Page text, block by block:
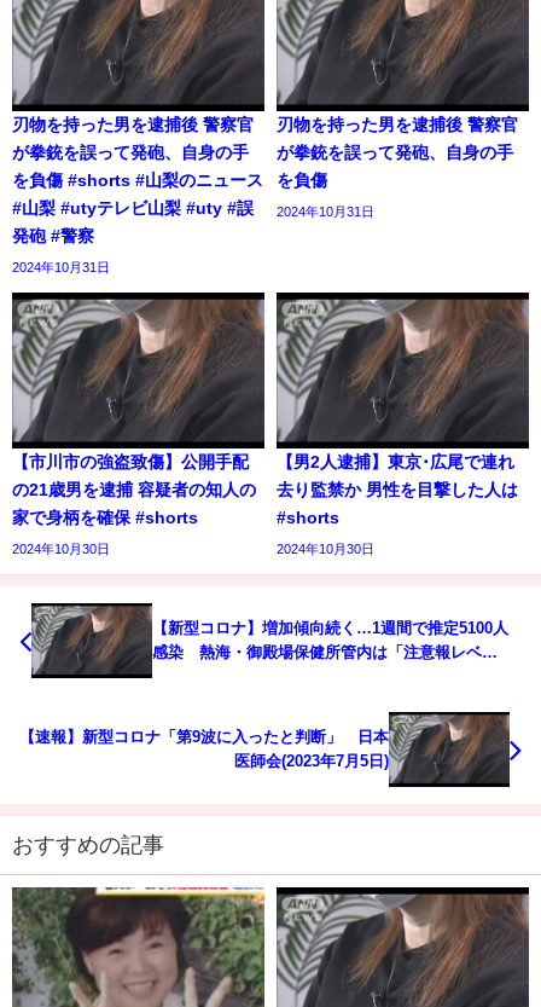
刃物を持った男を逮捕後 警察官
が拳銃を誤って発砲、自身の手
を負傷 #shorts #山梨のニュース
#山梨 #utyテレビ山梨 #uty #誤
発砲 #警察
2024年10月31日
刃物を持った男を逮捕後 警察官
が拳銃を誤って発砲、自身の手
を負傷
2024年10月31日
【市川市の強盗致傷】公開手配
の21歳男を逮捕 容疑者の知人の
家で身柄を確保 #shorts
2024年10月30日
【男2人逮捕】東京･広尾で連れ
去り監禁か 男性を目撃した人は
#shorts
2024年10月30日
【新型コロナ】増加傾向続く…1週間で推定5100人
感染 熱海・御殿場保健所管内は「注意報レベ
【速報】新型コロナ「第9波に入ったと判断」 日本
医師会(2023年7月5日)
おすすめの記事